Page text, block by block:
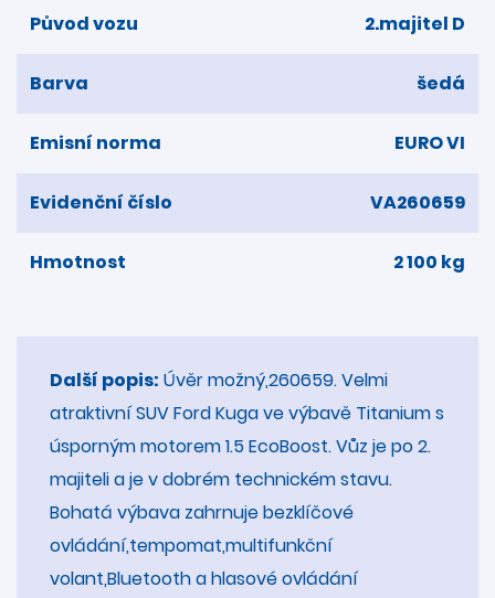
Původ vozu 2.majitel D
Barva šedá
Emisní norma EURO VI
Evidenční číslo VA260659
Hmotnost 2 100 kg
Další popis: Úvěr možný,260659. Velmi
atraktivní SUV Ford Kuga ve výbavě Titanium s
úsporným motorem 1.5 EcoBoost. Vůz je po 2.
majiteli a je v dobrém technickém stavu.
Bohatá výbava zahrnuje bezklíčové
ovládání,tempomat,multifunkční
volant,Bluetooth a hlasové ovládání